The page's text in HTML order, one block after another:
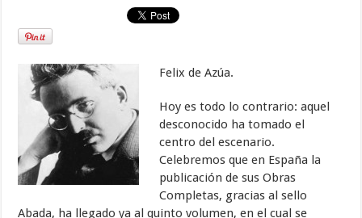
Felix de Azúa.
Hoy es todo lo contrario: aquel
desconocido ha tomado el
centro del escenario.
Celebremos que en España la
publicación de sus Obras
Completas, gracias al sello
Abada, ha llegado ya al quinto volumen, en el cual se